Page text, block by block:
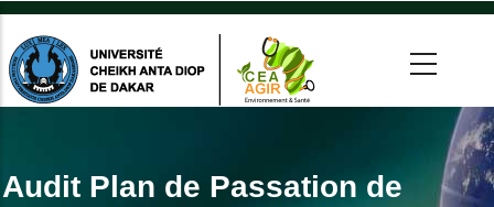
Aller
contenu
principal
Audit Plan de Passation de